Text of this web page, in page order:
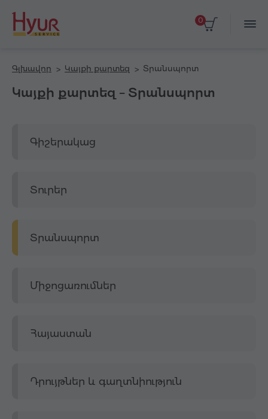
0
Գլխավոր Կայքի քարտեզ Տրանսպորտ
Կայքի քարտեզ – Տրանսպորտ
Գիշերակաց
Տուրեր
Տրանսպորտ
Միջոցառումներ
Հայաստան
Դրույթներ և գաղտնիություն